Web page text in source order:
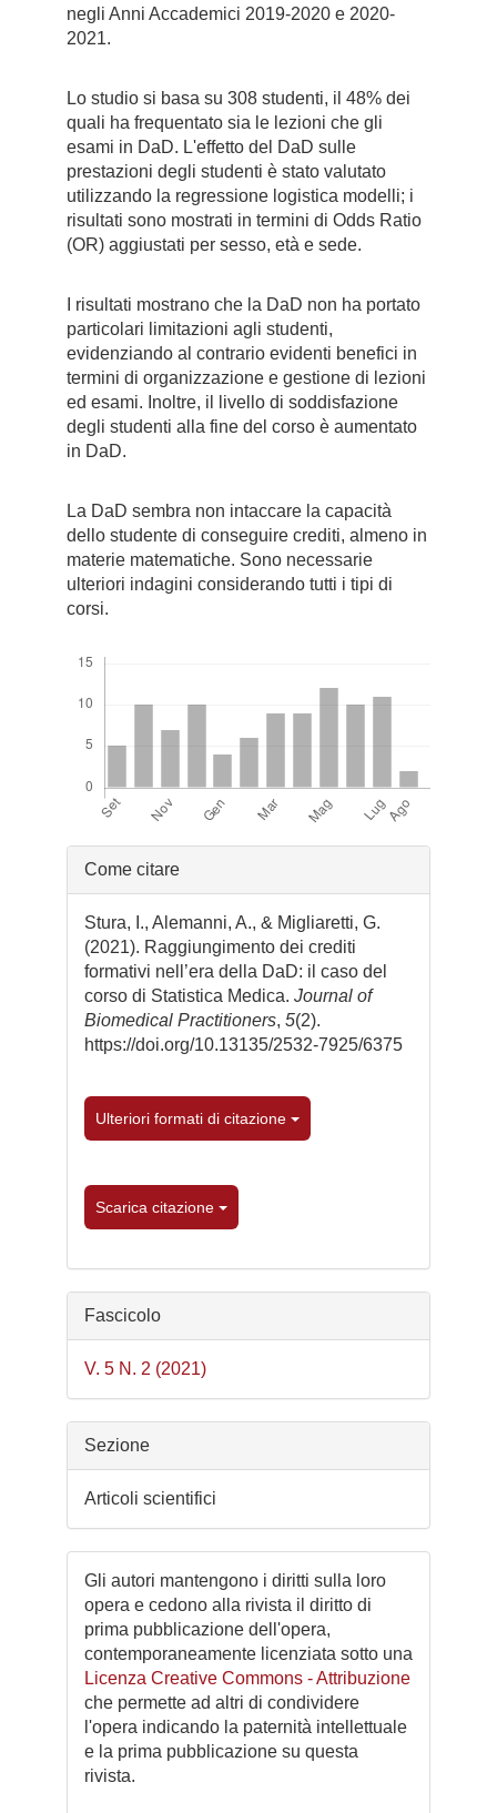
negli Anni Accademici 2019-2020 e 2020-
2021.
Lo studio si basa su 308 studenti, il 48% dei
quali ha frequentato sia le lezioni che gli
esami in DaD. L'effetto del DaD sulle
prestazioni degli studenti è stato valutato
utilizzando la regressione logistica modelli; i
risultati sono mostrati in termini di Odds Ratio
(OR) aggiustati per sesso, età e sede.
I risultati mostrano che la DaD non ha portato
particolari limitazioni agli studenti,
evidenziando al contrario evidenti benefici in
termini di organizzazione e gestione di lezioni
ed esami. Inoltre, il livello di soddisfazione
degli studenti alla fine del corso è aumentato
in DaD.
La DaD sembra non intaccare la capacità
dello studente di conseguire crediti, almeno in
materie matematiche. Sono necessarie
ulteriori indagini considerando tutti i tipi di
corsi.
Dettagli
dell'articolo
Come citare
Stura, I., Alemanni, A., & Migliaretti, G.
(2021). Raggiungimento dei crediti
formativi nell’era della DaD: il caso del
corso di Statistica Medica. Journal of
Biomedical Practitioners, 5(2).
https://doi.org/10.13135/2532-7925/6375
Ulteriori formati di citazione
Scarica citazione
Fascicolo
V. 5 N. 2 (2021)
Sezione
Articoli scientifici
Gli autori mantengono i diritti sulla loro
opera e cedono alla rivista il diritto di
prima pubblicazione dell'opera,
contemporaneamente licenziata sotto una
Licenza Creative Commons - Attribuzione
che permette ad altri di condividere
l'opera indicando la paternità intellettuale
e la prima pubblicazione su questa
rivista.